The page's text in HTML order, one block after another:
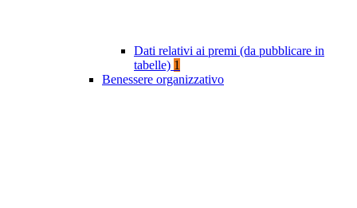
Dati relativi ai premi (da pubblicare in
tabelle) 1
Benessere organizzativo